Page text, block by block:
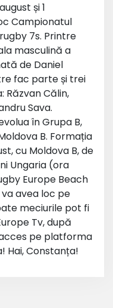
și 1
Campionatul
7s. Printre
masculină a
de Daniel
fac parte și trei
Răzvan Călin,
Sava.
în Grupa B,
B. Formația
cu Moldova B, de
Ungaria (ora
Europe Beach
avea loc pe
meciurile pot fi
Tv, după
pe platforma
Hai, Constanța!